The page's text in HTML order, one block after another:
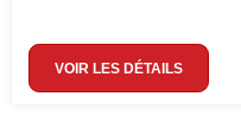
VOIR LES DÉTAILS